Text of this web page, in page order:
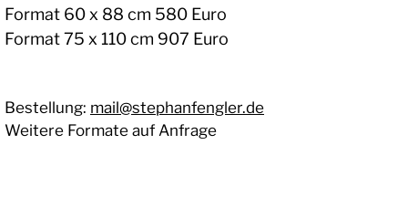
Format 60 x 88 cm 580 Euro
Format 75 x 110 cm 907 Euro
Bestellung: mail@stephanfengler.de
Weitere Formate auf Anfrage